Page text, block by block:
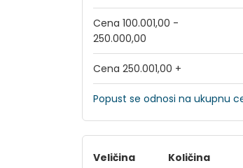
Cena 100.001,00 -
250.000,00
Cena 250.001,00 +
Popust se odnosi na ukupnu
Veličina Količina